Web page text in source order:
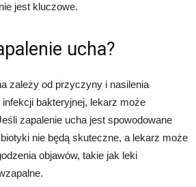
jest kluczowe.
ucha?
zależy od przyczyny i nasilenia
bakteryjnej, lekarz może
zapalenie ucha jest spowodowane
nie będą skuteczne, a lekarz może
objawów, takie jak leki